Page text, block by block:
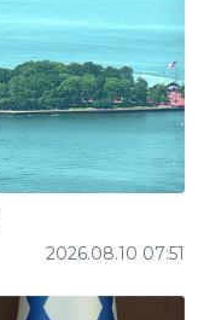
2026.08.10 07:51